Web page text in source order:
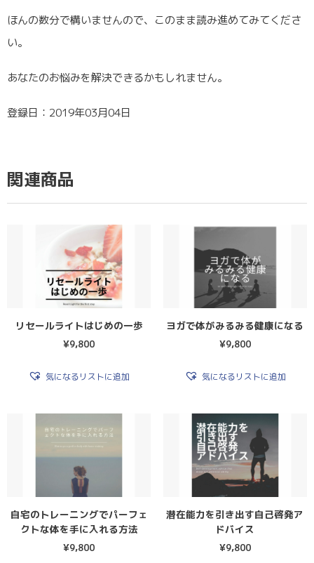
ほんの数分で構いませんので、このまま読み進めてみてくださ
い。
あなたのお悩みを解決できるかもしれません。
登録日：2019年03月04日
関連商品
リセールライトはじめの一歩
¥9,800
気になるリストに追加
ヨガで体がみるみる健康になる
¥9,800
気になるリストに追加
自宅のトレーニングでパーフェ
クトな体を手に入れる方法
¥9,800
潜在能力を引き出す自己啓発ア
ドバイス
¥9,800